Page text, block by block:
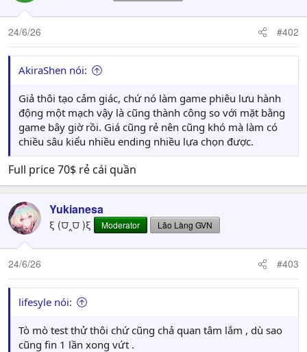
24/6/26 #402
AkiraShen nói:
Giả thôi tạo cảm giác, chứ nó làm game phiêu lưu hành
động một mạch vậy là cũng thành công so với mặt bằng
game bây giờ rồi. Giá cũng rẻ nên cũng khó mà làm có
chiều sâu kiểu nhiều ending nhiều lựa chọn được.
Full price 70$ rẻ cái quần
Yukianesa
ξ (⩌‸⩌ )ξ Moderator Lão Làng GVN
24/6/26 #403
lifesyle nói:
Tò mò test thử thôi chứ cũng chả quan tâm lắm , dù sao
cũng fin 1 lần xong vứt .